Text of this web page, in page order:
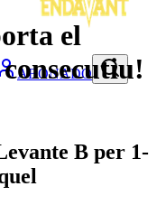
ABONADO
el
B per 1-